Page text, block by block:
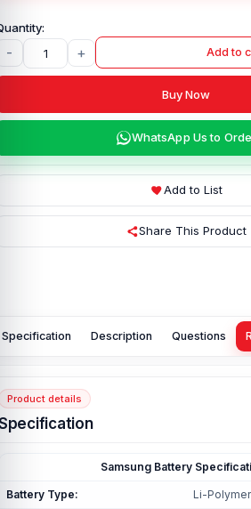
- + Add to
Buy Now
WhatsApp Us to
Add to List
Share This Product
Specification Description Questions
Product details
Samsung Battery
Battery Type: Li-